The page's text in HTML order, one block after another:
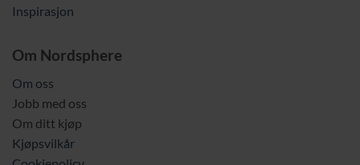
Inspirasjon
Om Nordsphere
Om oss
Jobb med oss
Om ditt kjøp
Kjøpsvilkår